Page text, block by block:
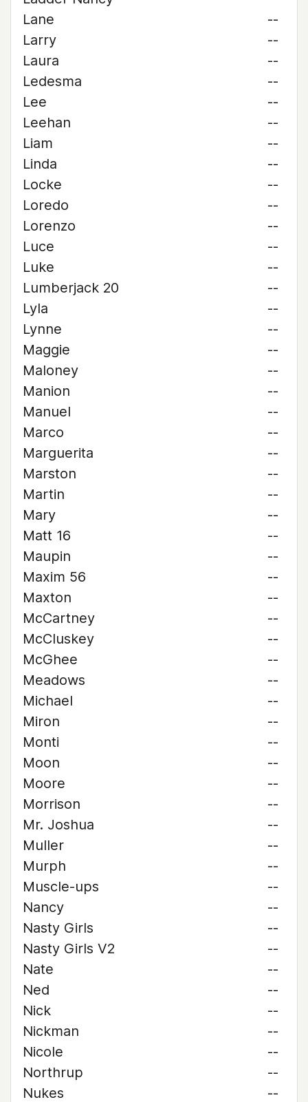
Lane
--
Larry
--
Laura
--
Ledesma
--
Lee
--
Leehan
--
Liam
--
Linda
--
Locke
--
Loredo
--
Lorenzo
--
Luce
--
Luke
--
Lumberjack 20
--
Lyla
--
Lynne
--
Maggie
--
Maloney
--
Manion
--
Manuel
--
Marco
--
Marguerita
--
Marston
--
Martin
--
Mary
--
Matt 16
--
Maupin
--
Maxim 56
--
Maxton
--
McCartney
--
McCluskey
--
McGhee
--
Meadows
--
Michael
--
Miron
--
Monti
--
Moon
--
Moore
--
Morrison
--
Mr. Joshua
--
Muller
--
Murph
--
Muscle-ups
--
Nancy
--
Nasty Girls
--
Nasty Girls V2
--
Nate
--
Ned
--
Nick
--
Nickman
--
Nicole
--
Northrup
--
Nukes
--